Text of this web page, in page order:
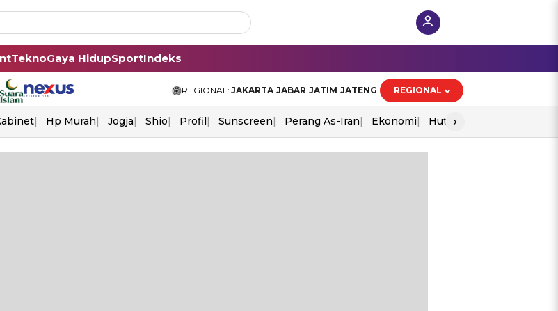
TeknoGaya HidupSportIndeks
REGIONAL: JAKARTA JABAR JATIM JATENG REGIONAL
Hp Murah Jogja Shio Profil Sunscreen Perang As-Iran Ekonomi Hut Ri
›